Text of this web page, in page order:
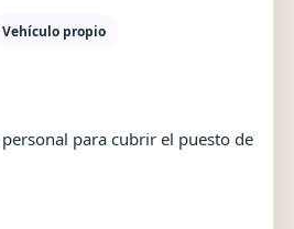
Vehículo propio
personal para cubrir el puesto de